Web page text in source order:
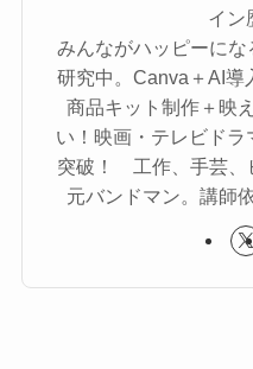
イン
みんながハッピーに
研究中。Canva＋AI導
商品キット制作＋映
い！映画・テレビド
突破！ 工作、手芸、
元バンドマン。講師